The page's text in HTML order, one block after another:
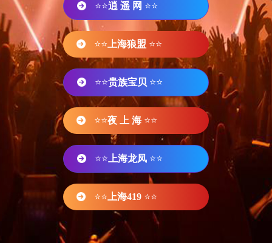
⭐⭐逍 遥 网 ⭐⭐
⭐⭐ 上海狼盟 ⭐⭐
⭐⭐贵族宝贝 ⭐⭐
⭐⭐夜 上 海 ⭐⭐
⭐⭐ 上海龙凤 ⭐⭐
⭐⭐ 上海419 ⭐⭐